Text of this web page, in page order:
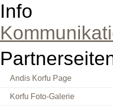
Info
Andis Korfu Page
Korfu Foto-Galerie